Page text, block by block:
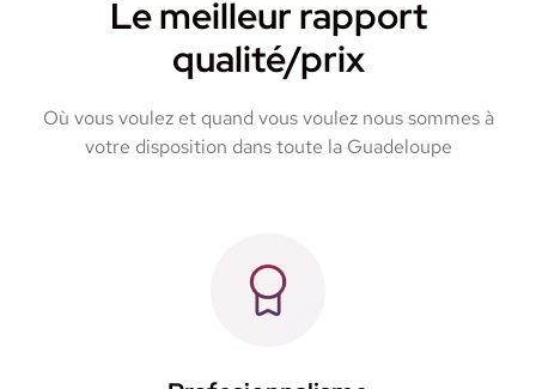
Le meilleur rapport
qualité/prix
Où vous voulez et quand vous voulez nous sommes à
votre disposition dans toute la Guadeloupe